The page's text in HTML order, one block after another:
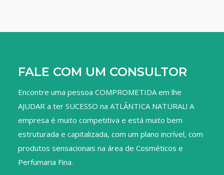
FALE COM UM CONSULTOR
Encontre uma pessoa COMPROMETIDA em lhe
AJUDAR a ter SUCESSO na ATLÂNTICA NATURAL! A
empresa é muito competitiva e está muito bem
estruturada e capitalizada, com um plano incrível, com
produtos sensacionais na área de Cosméticos e
Perfumaria Fina.